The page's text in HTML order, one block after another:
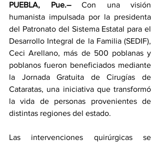
PUEBLA, Pue.– Con una visión
humanista impulsada por la presidenta
del Patronato del Sistema Estatal para el
Desarrollo Integral de la Familia (SEDIF),
Ceci Arellano, más de 500 poblanas y
poblanos fueron beneficiados mediante
la Jornada Gratuita de Cirugías de
Cataratas, una iniciativa que transformó
la vida de personas provenientes de
distintas regiones del estado.
Las intervenciones quirúrgicas se